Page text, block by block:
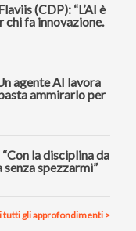
(CDP): “L’AI è
chi fa innovazione.
agente AI lavora
ammirarlo per
la disciplina da
spezzarmi”
tutti gli approfondimenti >